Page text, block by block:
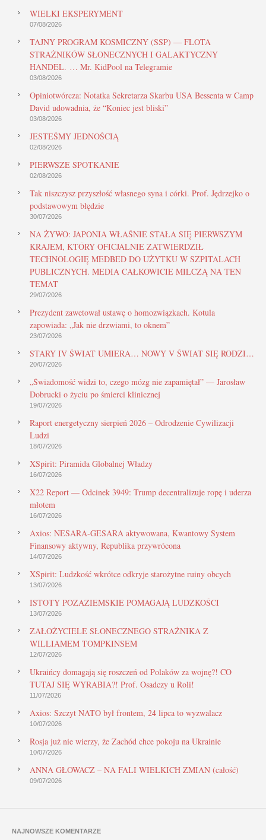
WIELKI EKSPERYMENT
07/08/2026
TAJNY PROGRAM KOSMICZNY (SSP) — FLOTA
STRAŻNIKÓW SŁONECZNYCH I GALAKTYCZNY
HANDEL. … Mr. KidPool na Telegramie
03/08/2026
Opiniotwórcza: Notatka Sekretarza Skarbu USA Bessenta w Camp
David udowadnia, że “Koniec jest bliski”
03/08/2026
JESTEŚMY JEDNOŚCIĄ
02/08/2026
PIERWSZE SPOTKANIE
02/08/2026
Tak niszczysz przyszłość własnego syna i córki. Prof. Jędrzejko o
podstawowym błędzie
30/07/2026
NA ŻYWO: JAPONIA WŁAŚNIE STAŁA SIĘ PIERWSZYM
KRAJEM, KTÓRY OFICJALNIE ZATWIERDZIŁ
TECHNOLOGIĘ MEDBED DO UŻYTKU W SZPITALACH
PUBLICZNYCH. MEDIA CAŁKOWICIE MILCZĄ NA TEN
TEMAT
29/07/2026
Prezydent zawetował ustawę o homozwiązkach. Kotula
zapowiada: „Jak nie drzwiami, to oknem”
23/07/2026
STARY IV ŚWIAT UMIERA… NOWY V ŚWIAT SIĘ RODZI…
20/07/2026
„Świadomość widzi to, czego mózg nie zapamiętał” — Jarosław
Dobrucki o życiu po śmierci klinicznej
19/07/2026
Raport energetyczny sierpień 2026 – Odrodzenie Cywilizacji
Ludzi
18/07/2026
XSpirit: Piramida Globalnej Władzy
16/07/2026
X22 Report — Odcinek 3949: Trump decentralizuje ropę i uderza
młotem
16/07/2026
Axios: NESARA-GESARA aktywowana, Kwantowy System
Finansowy aktywny, Republika przywrócona
14/07/2026
XSpirit: Ludzkość wkrótce odkryje starożytne ruiny obcych
13/07/2026
ISTOTY POZAZIEMSKIE POMAGAJĄ LUDZKOŚCI
13/07/2026
ZAŁOŻYCIELE SŁONECZNEGO STRAŻNIKA Z
WILLIAMEM TOMPKINSEM
12/07/2026
Ukraińcy domagają się roszczeń od Polaków za wojnę?! CO
TUTAJ SIĘ WYRABIA?! Prof. Osadczy u Roli!
11/07/2026
Axios: Szczyt NATO był frontem, 24 lipca to wyzwalacz
10/07/2026
Rosja już nie wierzy, że Zachód chce pokoju na Ukrainie
10/07/2026
ANNA GŁOWACZ – NA FALI WIELKICH ZMIAN (całość)
09/07/2026
NAJNOWSZE KOMENTARZE